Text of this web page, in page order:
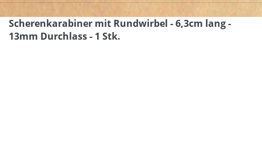
Scherenkarabiner mit Rundwirbel - 6,3cm lang -
13mm Durchlass - 1 Stk.